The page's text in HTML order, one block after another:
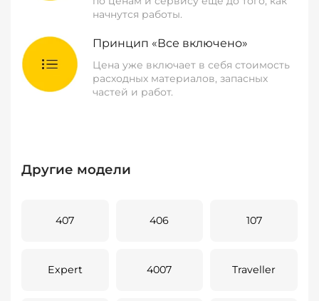
начнутся работы.
Принцип «Все включено»
Цена уже включает в себя стоимость
расходных материалов, запасных
частей и работ.
Другие модели
407 406 107
Expert 4007 Traveller